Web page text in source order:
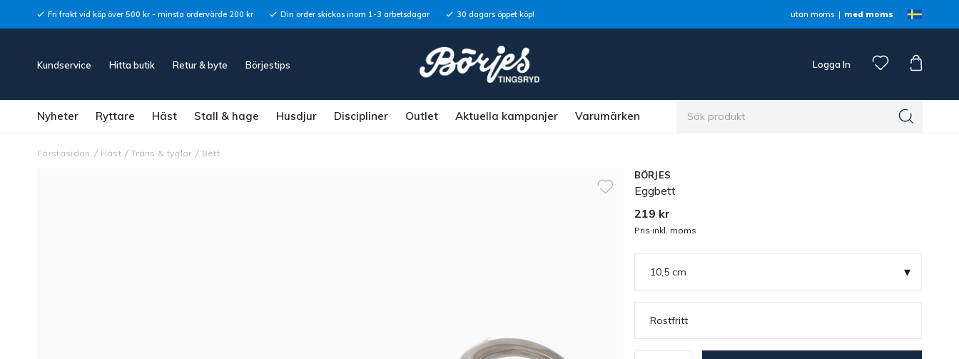
Fri frakt vid köp över 500 kr - minsta ordervärde 200 kr Din order skickas inom 1-3 arbetsdagar 30 dagars öppet köp! utan moms med moms
Kundservice Hitta butik Retur & byte Börjestips Logga In
Nyheter Ryttare Häst Stall & hage Husdjur Discipliner Outlet Aktuella kampanjer Varumärken
Förstasidan Häst Träns & tyglar Bett
BÖRJES
Eggbett
219 kr
Pris inkl. moms
10,5 cm ▾
Rostfritt